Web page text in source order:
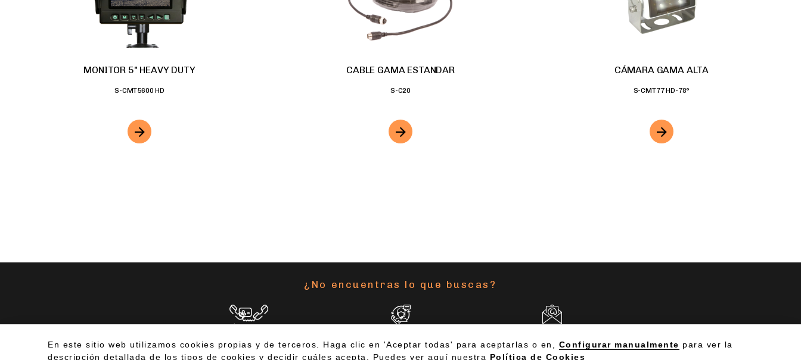
MONITOR 5" HEAVY DUTY
S-CMT5600 HD
CABLE GAMA ESTANDAR
S-C20
CÁMARA GAMA ALTA
S-CMT77 HD-78°
¿No encuentras lo que buscas?
TE LLAMAMOS ASISTENTE VIRTUAL ESCRÍBENOS